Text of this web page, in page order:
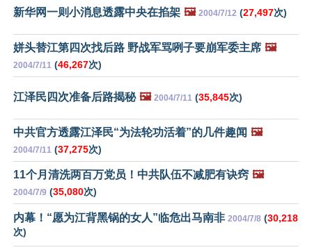
新华网一则小消息透露中央在掐架 🖼️ 2004/7/12 (27,497次)
姘头替江第四次找后路 野战军骂咧子要崩军委主席 🖼️
2004/7/11 (46,267次)
江泽民四次准备后路揭秘 🖼️ 2004/7/11 (35,845次)
中共官方透露江泽民“为法轮功活着”的几件趣闻 🖼️
2004/7/11 (37,275次)
11个月清洗两百万党员！中共队伍不减肥有诀窍 🖼️
2004/7/9 (35,080次)
内幕！“愿为江背黑锅的女人”临危出马南非 2004/7/8 (30,218
次)